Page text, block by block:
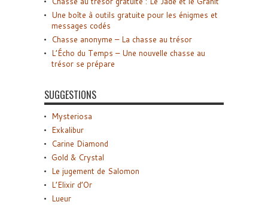
Une boîte à outils gratuite pour les énigmes et
messages codés
Chasse anonyme – La chasse au trésor
L’Écho du Temps – Une nouvelle chasse au
trésor se prépare
SUGGESTIONS
Mysteriosa
Exkalibur
Carine Diamond
Gold & Crystal
Le jugement de Salomon
L’Elixir d’Or
Lueur